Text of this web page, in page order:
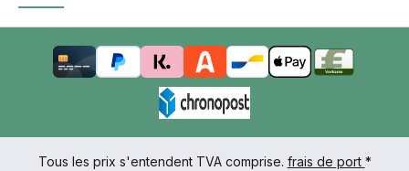
Tous les prix s'entendent TVA comprise. frais de port *